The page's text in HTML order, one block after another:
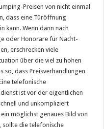
Preisen von nicht einmal
dass eine Türöffnung
kann. Wenn dann nach
oder Honorare für Nacht-
erschrecken viele
über die viel zu hohen
so, dass Preisverhandlungen
telefonische
ist vor der eigentlichen
und unkompliziert
möglichst genaues Bild von
sollte die telefonische